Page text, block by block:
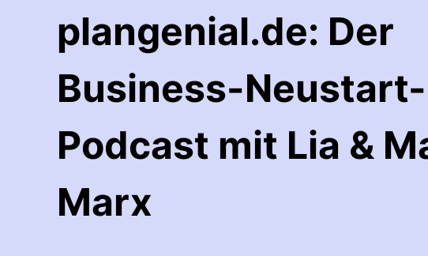
plangenial.de: Der
Business-Neustart-
Podcast mit Lia &
Marx